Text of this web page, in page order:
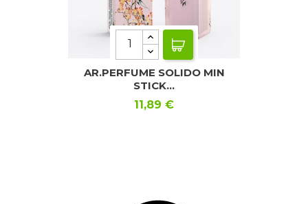
AR.PERFUME SOLIDO MIN
STICK...
Precio
11,89 €